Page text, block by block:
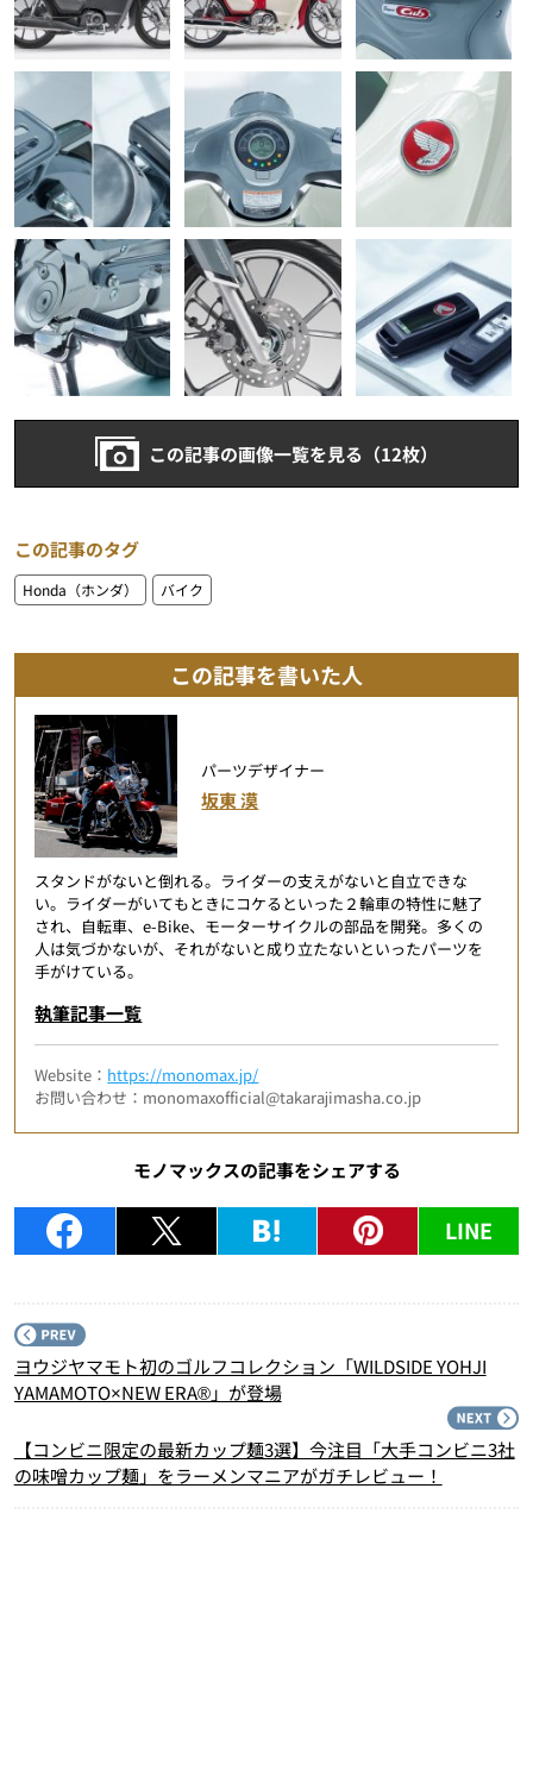
この記事の画像一覧を見る（12枚）
この記事のタグ
Honda（ホンダ） バイク
この記事を書いた人
パーツデザイナー
坂東 漠
スタンドがないと倒れる。ライダーの支えがないと自立できな
い。ライダーがいてもときにコケるといった２輪車の特性に魅了
され、自転車、e-Bike、モーターサイクルの部品を開発。多くの
人は気づかないが、それがないと成り立たないといったパーツを
手がけている。
執筆記事一覧
Website： https://monomax.jp/
お問い合わせ：monomaxofficial@takarajimasha.co.jp
モノマックスの記事をシェアする
LINE
ヨウジヤマモト初のゴルフコレクション「WILDSIDE YOHJI
YAMAMOTO×NEW ERA®」が登場
【コンビニ限定の最新カップ麺3選】今注目「大手コンビニ3社
の味噌カップ麺」をラーメンマニアがガチレビュー！